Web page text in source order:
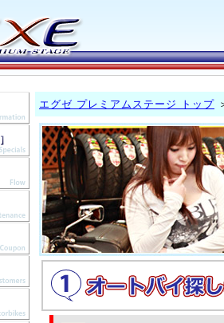
エグゼ プレミアムステージ トップ